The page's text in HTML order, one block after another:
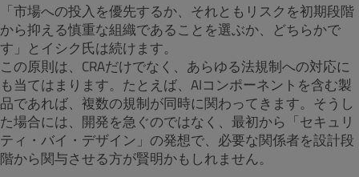
「市場への投入を優先するか、それともリスクを初期段階
から抑える慎重な組織であることを選ぶか、どちらかで
す」とイシク氏は続けます。
この原則は、CRAだけでなく、あらゆる法規制への対応に
も当てはまります。たとえば、AIコンポーネントを含む製
品であれば、複数の規制が同時に関わってきます。そうし
た場合には、開発を急ぐのではなく、最初から「セキュリ
ティ・バイ・デザイン」の発想で、必要な関係者を設計段
階から関与させる方が賢明かもしれません。